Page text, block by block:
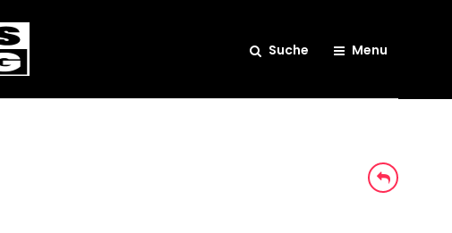
Suche Menu